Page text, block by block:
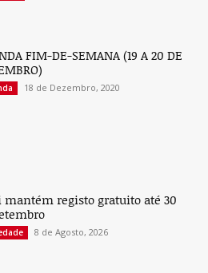
FIM-DE-SEMANA (19 A 20 DE
18 de Dezembro, 2020
mantém registo gratuito até 30
8 de Agosto, 2026